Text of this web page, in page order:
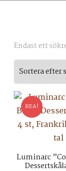
Endast ett
REA!
Luminarc